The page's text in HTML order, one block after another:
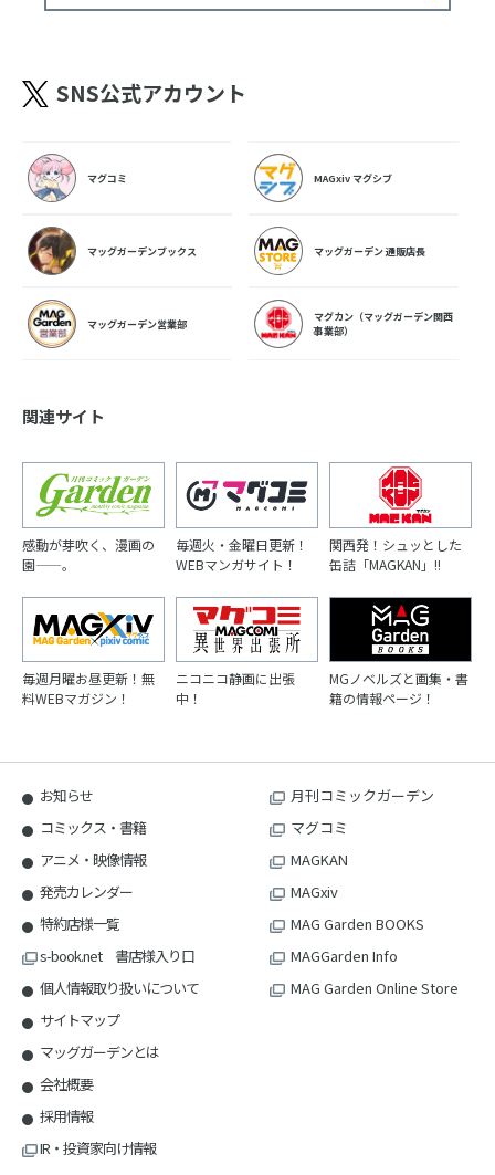
SNS公式アカウント
マグコミ MAGxiv マグシブ
マッグガーデンブックス マッグガーデン 通販店長
マッグガーデン営業部
マグカン（マッグガーデン関西
事業部）
関連サイト
感動が芽吹く、漫画の
園――。
毎週火・金曜日更新！
WEBマンガサイト！
関西発！シュッとした
缶詰「MAGKAN」!!
毎週月曜お昼更新！無
料WEBマガジン！
ニコニコ静画に出張
中！
MGノベルズと画集・書
籍の情報ページ！
お知らせ
コミックス・書籍
アニメ・映像情報
発売カレンダー
特約店様一覧
s-book.net 書店様入り口
個人情報取り扱いについて
サイトマップ
マッグガーデンとは
会社概要
採用情報
IR・投資家向け情報
月刊コミックガーデン
マグコミ
MAGKAN
MAGxiv
MAG Garden BOOKS
MAGGarden Info
MAG Garden Online Store